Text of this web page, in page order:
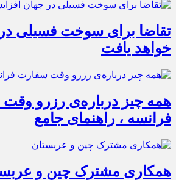
تقاضا برای سوخت فسیلی
خواهد یافت
همه چیز درباره‌ی رزرو
فرانسه ، راهنمای جامع
همکاری مشترک چین و